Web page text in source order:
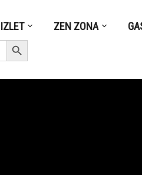
ZEN ZONA
Search Button